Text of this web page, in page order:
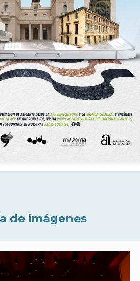
de imágenes